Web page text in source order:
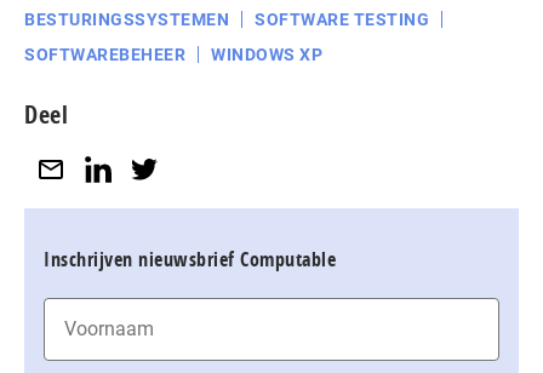
BESTURINGSSYSTEMEN
SOFTWARE TESTING
SOFTWAREBEHEER
WINDOWS XP
Deel
Inschrijven nieuwsbrief Computable